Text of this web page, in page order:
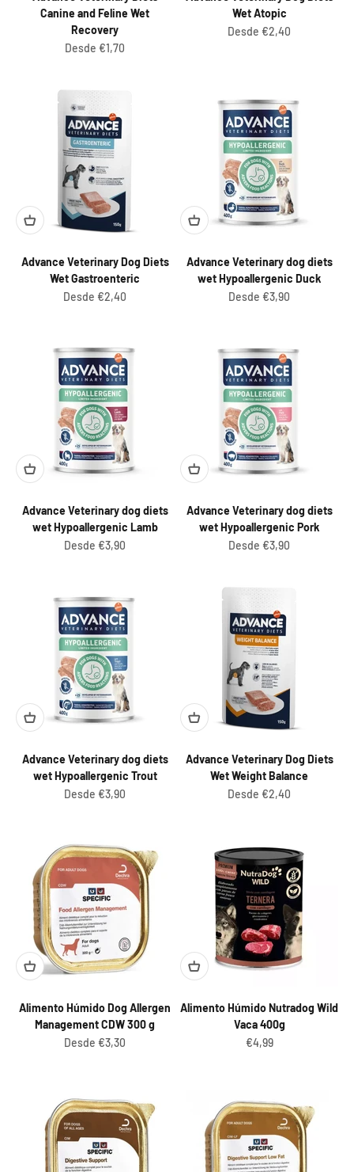
Canine and Feline Wet
Recovery
Preço promocional
Desde €1,70
Wet Atopic
Preço promocional
Desde €2,40
Advance Veterinary Dog Diets
Wet Gastroenteric
Preço promocional
Desde €2,40
Advance Veterinary dog diets
wet Hypoallergenic Duck
Preço promocional
Desde €3,90
Advance Veterinary dog diets
wet Hypoallergenic Lamb
Preço promocional
Desde €3,90
Advance Veterinary dog diets
wet Hypoallergenic Pork
Preço promocional
Desde €3,90
Advance Veterinary dog diets
wet Hypoallergenic Trout
Preço promocional
Desde €3,90
Advance Veterinary Dog Diets
Wet Weight Balance
Preço promocional
Desde €2,40
Alimento Húmido Dog Allergen
Management CDW 300 g
Preço promocional
Desde €3,30
Alimento Húmido Nutradog Wild
Vaca 400g
Preço promocional
€4,99